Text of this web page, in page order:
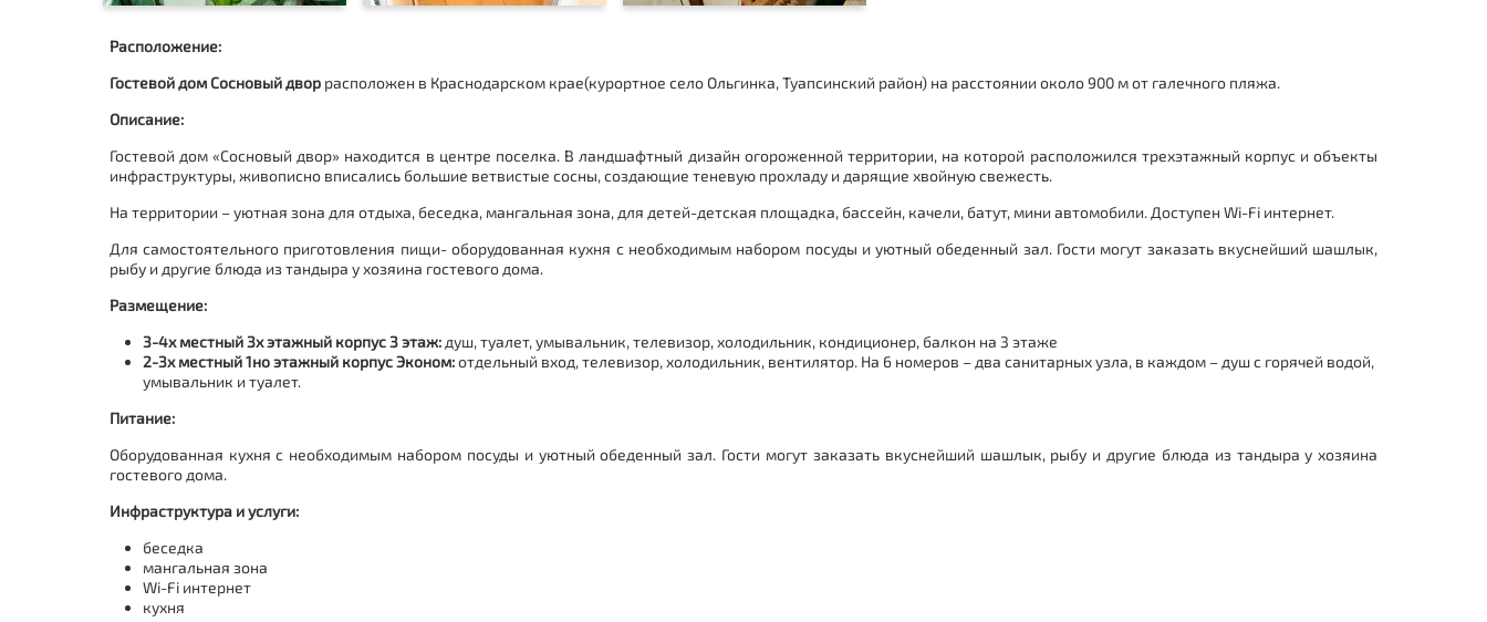
Расположение:
Гостевой дом Сосновый двор расположен в Краснодарском крае(курортное село Ольгинка, Туапсинский район) на расстоянии около 900 м от галечного пляжа.
Описание:
Гостевой дом «Сосновый двор» находится в центре поселка. В ландшафтный дизайн огороженной территории, на которой расположился трехэтажный корпус и объекты
инфраструктуры, живописно вписались большие ветвистые сосны, создающие теневую прохладу и дарящие хвойную свежесть.
На территории – уютная зона для отдыха, беседка, мангальная зона, для детей-детская площадка, бассейн, качели, батут, мини автомобили. Доступен Wi-Fi интернет.
Для самостоятельного приготовления пищи- оборудованная кухня с необходимым набором посуды и уютный обеденный зал. Гости могут заказать вкуснейший шашлык,
рыбу и другие блюда из тандыра у хозяина гостевого дома.
Размещение:
3-4х местный 3х этажный корпус 3 этаж: душ, туалет, умывальник, телевизор, холодильник, кондиционер, балкон на 3 этаже
2-3х местный 1но этажный корпус Эконом:отдельный вход, телевизор, холодильник, вентилятор. На 6 номеров – два санитарных узла, в каждом – душ с горячей водой,
умывальник и туалет.
Питание:
Оборудованная кухня с необходимым набором посуды и уютный обеденный зал. Гости могут заказать вкуснейший шашлык, рыбу и другие блюда из тандыра у хозяина
гостевого дома.
Инфраструктура и услуги:
беседка
мангальная зона
Wi-Fi интернет
кухня